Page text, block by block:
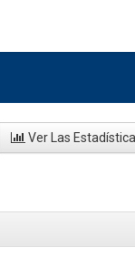
Ver Las